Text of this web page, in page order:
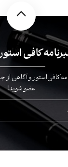
کافی
کافی‌استور و آگاهی از
عضو شوید!